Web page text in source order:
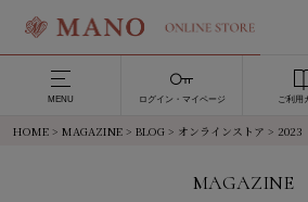
MENU ログイン・マイページ ご利用
HOME > MAGAZINE > BLOG > オンラインストア > 2023
MAGAZINE